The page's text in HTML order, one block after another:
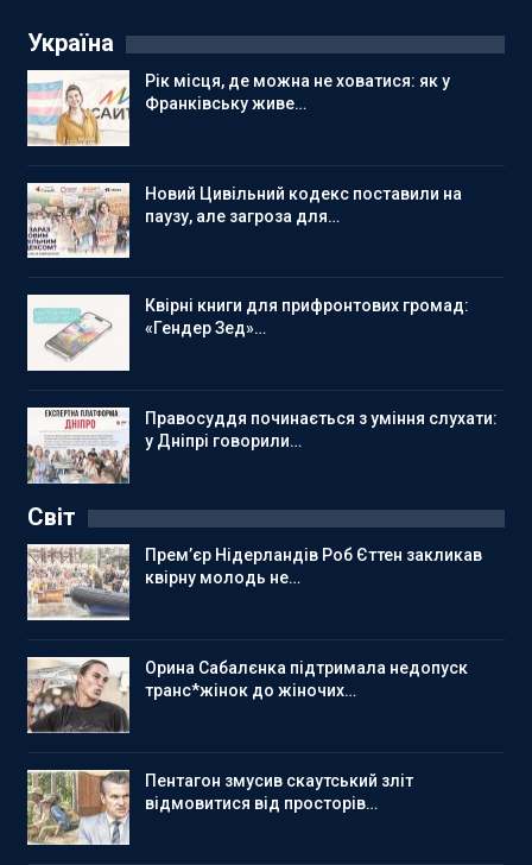
Україна
Рік місця, де можна не ховатися: як у
Франківську живе…
Новий Цивільний кодекс поставили на
паузу, але загроза для…
Квірні книги для прифронтових громад:
«Гендер Зед»…
Правосуддя починається з уміння слухати:
у Дніпрі говорили…
Світ
Прем’єр Нідерландів Роб Єттен закликав
квірну молодь не…
Орина Сабалєнка підтримала недопуск
транс*жінок до жіночих…
Пентагон змусив скаутський зліт
відмовитися від просторів…